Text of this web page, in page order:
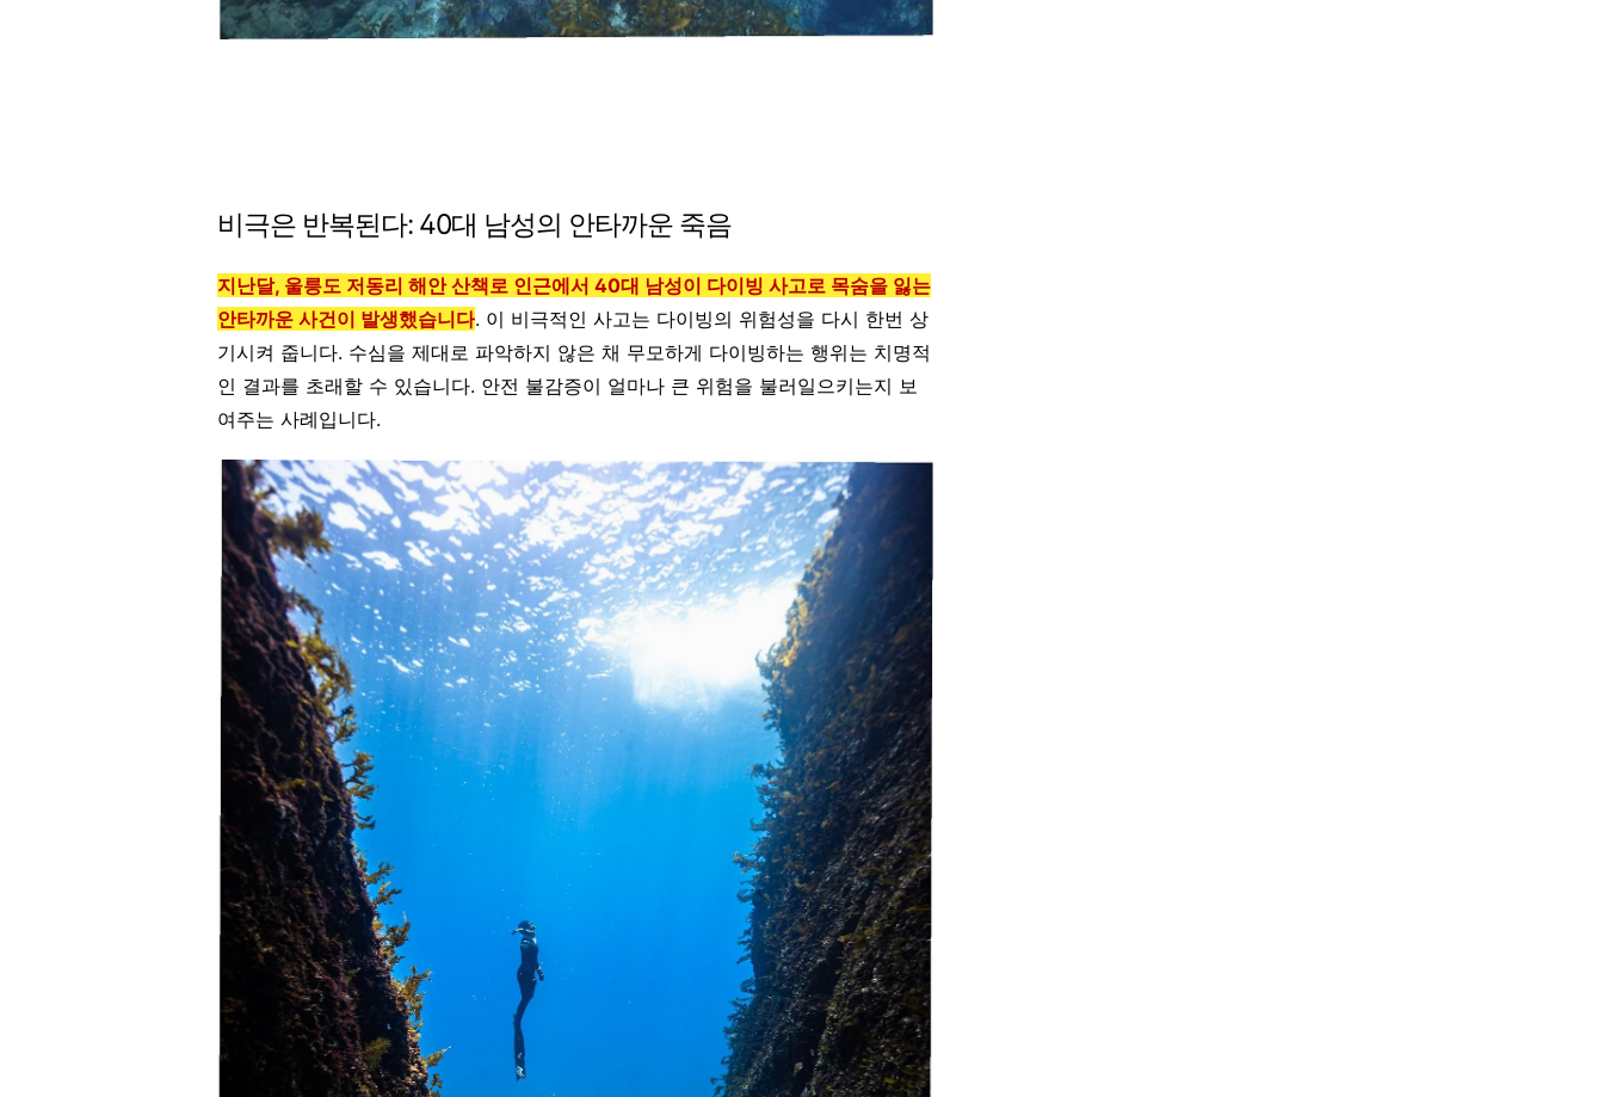
비극은 반복된다: 40대 남성의 안타까운 죽음
지난달, 울릉도 저동리 해안 산책로 인근에서 40대 남성이 다이빙 사고로 목숨을 잃는
안타까운 사건이 발생했습니다. 이 비극적인 사고는 다이빙의 위험성을 다시 한번 상
기시켜 줍니다. 수심을 제대로 파악하지 않은 채 무모하게 다이빙하는 행위는 치명적
인 결과를 초래할 수 있습니다. 안전 불감증이 얼마나 큰 위험을 불러일으키는지 보
여주는 사례입니다.